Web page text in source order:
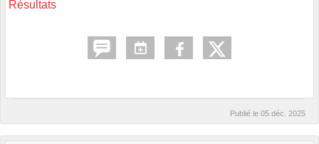
Résultats
Publié le 05 déc. 2025